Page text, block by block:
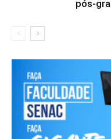
pós-